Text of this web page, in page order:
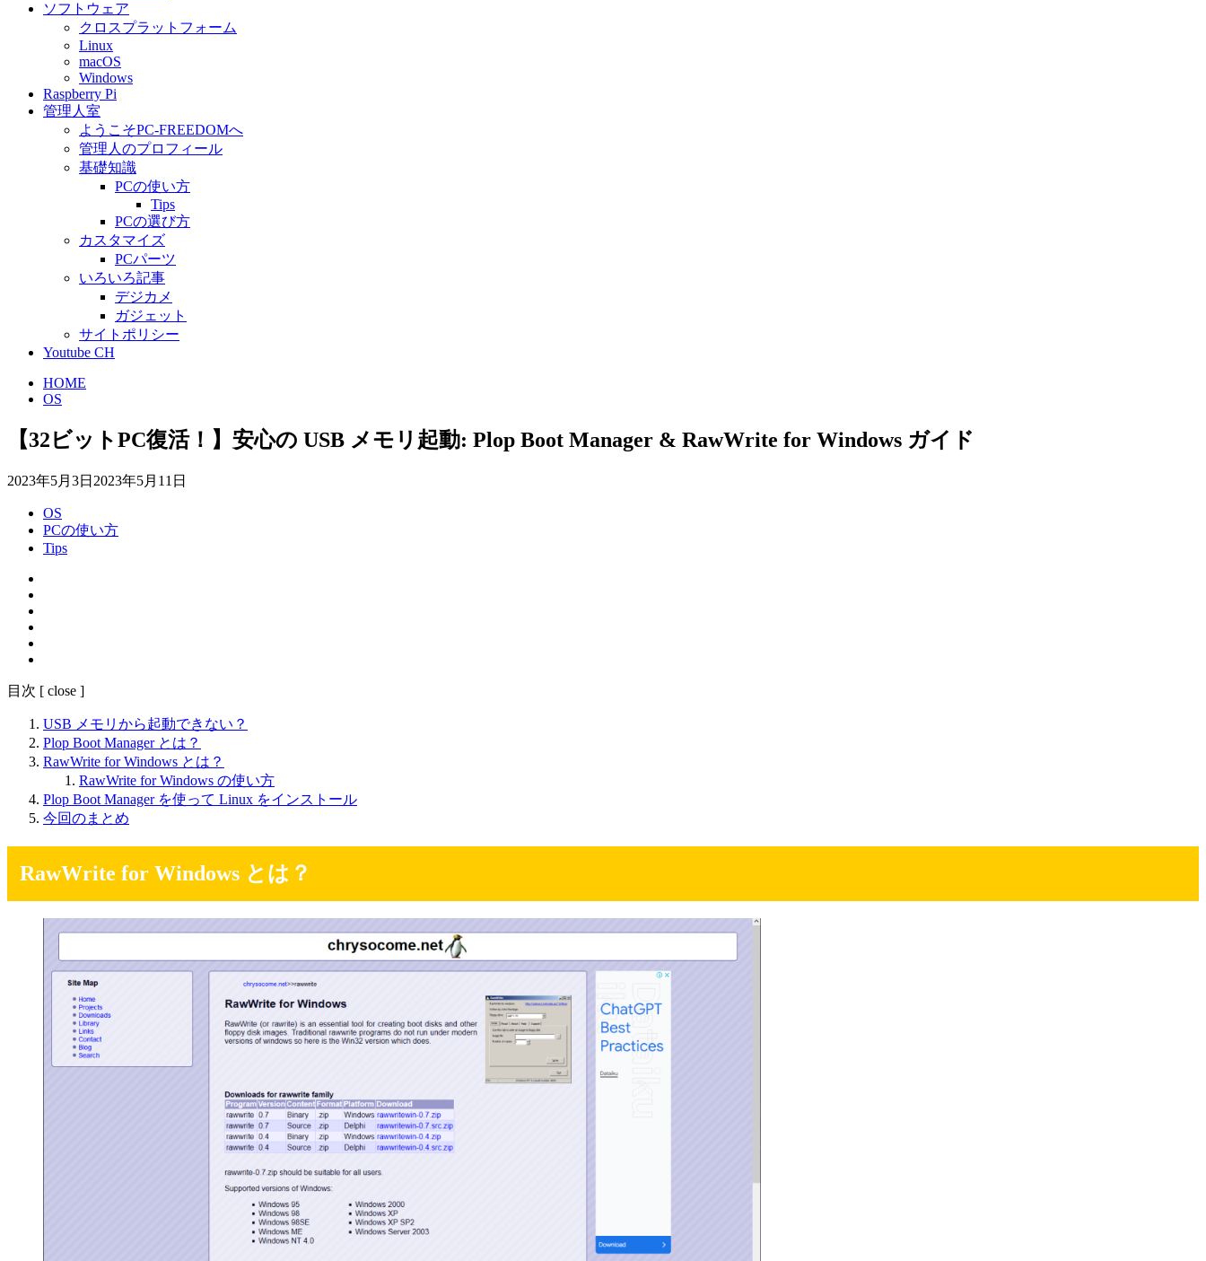
ソフトウェア
クロスプラットフォーム
Linux
macOS
Windows
Raspberry Pi
管理人室
ようこそPC-FREEDOMへ
管理人のプロフィール
基礎知識
PCの使い方
Tips
PCの選び方
カスタマイズ
PCパーツ
いろいろ記事
デジカメ
ガジェット
サイトポリシー
Youtube CH
HOME
OS
【32ビットPC復活！】安心の USB メモリ起動: Plop Boot Manager & RawWrite for Windows ガイド
2023年5月3日 2023年5月11日
OS
PCの使い方
Tips
目次 [ close ]
USB メモリから起動できない？
Plop Boot Manager とは？
RawWrite for Windows とは？
RawWrite for Windows の使い方
Plop Boot Manager を使って Linux をインストール
今回のまとめ
RawWrite for Windows とは？